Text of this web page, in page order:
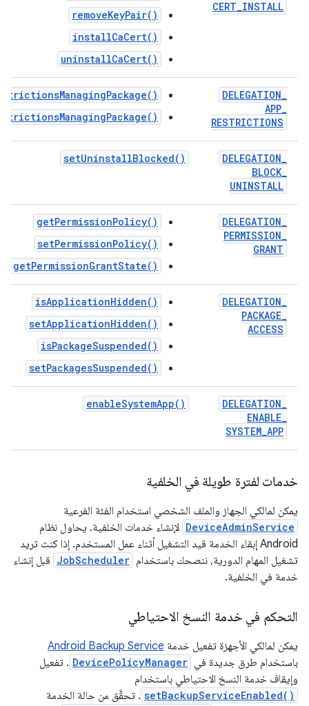
CERT_INSTALL
removeKeyPair()
installCaCert()
uninstallCaCert()
DELEGATION_
APP_
RESTRICTIONS
DELEGATION_
BLOCK_
UNINSTALL
setUninstallBlocked( )
DELEGATION_
PERMISSION_
GRANT
getPermissionPolicy()
setPermissionPolicy()
getPermissionGrantState()
DELEGATION_
PACKAGE_
ACCESS
isApplicationHidden()
setApplicationHidden()
isPackageSuspended()
setPackagesSuspended()
DELEGATION_
ENABLE_
SYSTEM_APP
enableSystemApp( )
خدمات لفترة طويلة في الخلفية
يمكن لمالكي الجهاز والملف الشخصي استخدام الفئة الفرعية
DeviceAdminService لإنشاء خدمات الخلفية. يحاول نظام
Android إبقاء الخدمة قيد التشغيل أثناء عمل المستخدم. إذا كنت تريد
تشغيل المهام الدورية، ننصحك باستخدام JobScheduler قبل إنشاء
خدمة في الخلفية.
التحكم في خدمة النسخ الاحتياطي
يمكن لمالكي الأجهزة تفعيل خدمة Android Backup Service
باستخدام طرق جديدة في DevicePolicyManager . تفعيل
وإيقاف خدمة النسخ الاحتياطي باستخدام
setBackupServiceEnabled() . تحقَّق من حالة الخدمة